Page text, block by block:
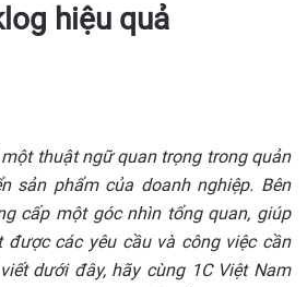
hiệu quả
thuật ngữ quan trọng trong quản
sản phẩm của doanh nghiệp. Bên
cấp một góc nhìn tổng quan, giúp
được các yêu cầu và công việc cần
dưới đây, hãy cùng 1C Việt Nam